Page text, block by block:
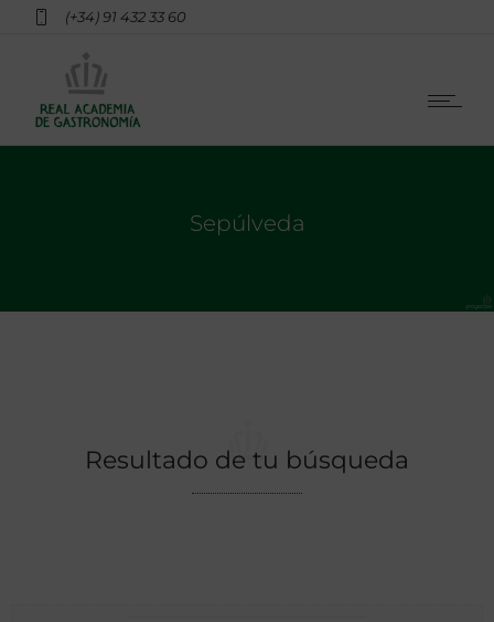
(+34) 91 432 33 60
Sepúlveda
Resultado de tu búsqueda